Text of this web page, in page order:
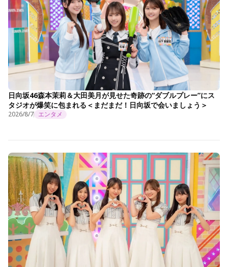
日向坂46森本茉莉＆大田美月が見せた奇跡の“ダブルプレー”にス
タジオが爆笑に包まれる＜まだまだ！日向坂で会いましょう＞
2026/8/7 エンタメ